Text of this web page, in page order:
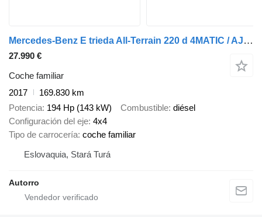
Mercedes-Benz E trieda All-Terrain 220 d 4MATIC / AJ NA SPLÁTKY / PROTIÚČET /
27.990 €
Coche familiar
2017
169.830 km
Potencia 194 Hp (143 kW) Combustible diésel
Configuración del eje 4x4
Tipo de carrocería coche familiar
Eslovaquia, Stará Turá
Autorro